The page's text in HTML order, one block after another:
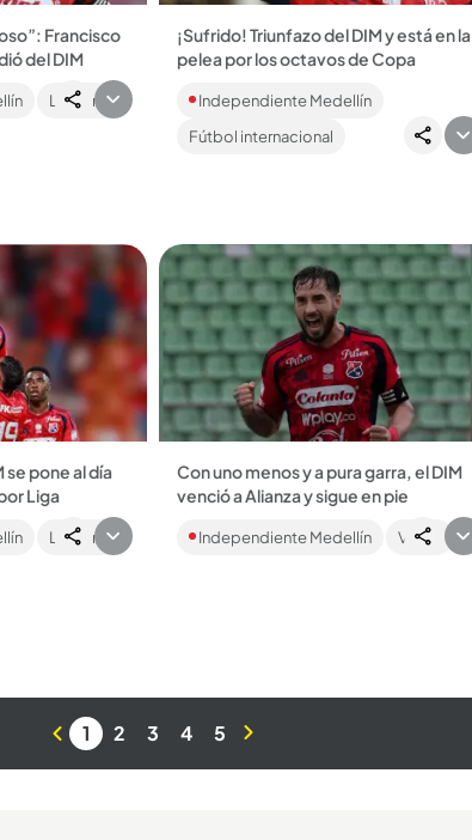
Francisco
del DIM
por su
el Poderoso
Lo último
¡Sufrido! Triunfazo del DIM y está en la
pelea por los octavos de Copa
anoche en Perú al derrotar en el último
suspiro 3-2 a Cusco. Un empate en
Argentina le...
Independiente Medellín
Fútbol internacional
se pone al día
Liga
p.m., en el
Lo último
Con uno menos y a pura garra, el DIM
venció a Alianza y sigue en pie
De la mano de Francisco Fydriszewski
el DIM salió victorioso por la mínima
diferencia en Valledupar. Reviva el gol
Independiente Medellín Video
1 2 3 4 5